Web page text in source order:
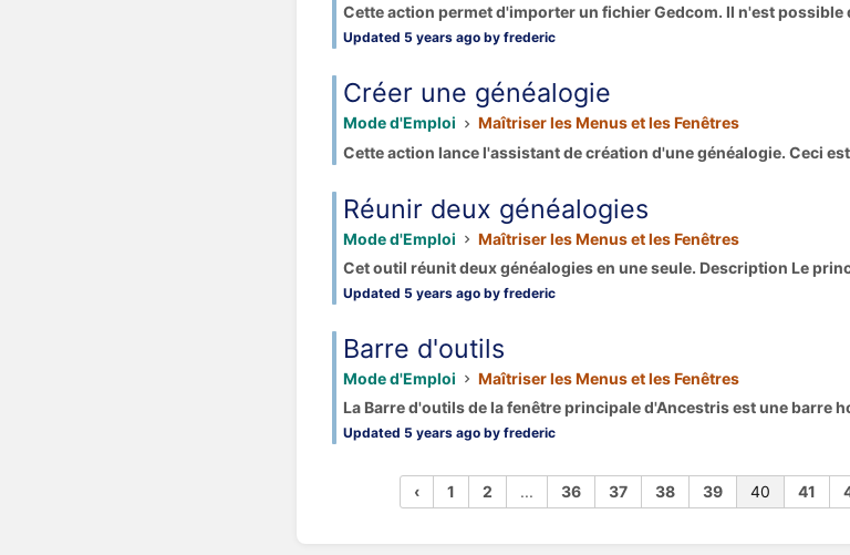
Cette action permet d'importer un fichier Gedcom. Il n'est
Updated 5 years ago by frederic
Créer une généalogie
Mode d'Emploi
Maîtriser les Menus et les Fenêtres
Cette action lance l'assistant de création d'une généalogie. Ceci
Réunir deux généalogies
Mode d'Emploi
Maîtriser les Menus et les Fenêtres
Cet outil réunit deux généalogies en une seule. Description Le
Updated 5 years ago by frederic
Barre d'outils
Mode d'Emploi
Maîtriser les Menus et les Fenêtres
La Barre d'outils de la fenêtre principale d'Ancestris est une barre
Updated 5 years ago by frederic
‹ 1 2 ... 36 37 38 39 40 41